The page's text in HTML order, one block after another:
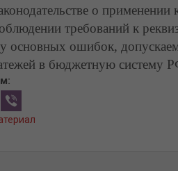
о
требований к
основных ошибок,
в бюджетную систему